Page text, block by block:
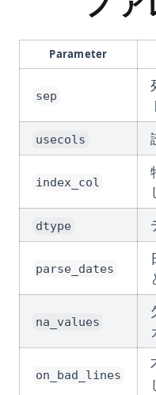
Parameter
sep
usecols
index_col
dtype
parse_dates
na_values
on_bad_lines